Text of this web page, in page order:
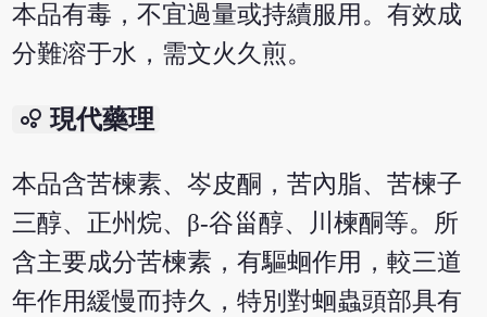
本品有毒，不宜過量或持續服用。有效成
分難溶于水，需文火久煎。
bubble_chart 現代藥理
本品含苦楝素、岑皮酮，苦內脂、苦楝子
三醇、正州烷、β-谷甾醇、川楝酮等。所
含主要成分苦楝素，有驅蛔作用，較三道
年作用緩慢而持久，特別對蛔蟲頭部具有